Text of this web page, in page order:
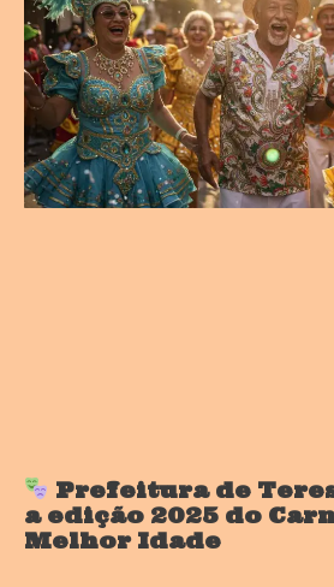
Prefeitura de
a edição 2025 do
Melhor Idade